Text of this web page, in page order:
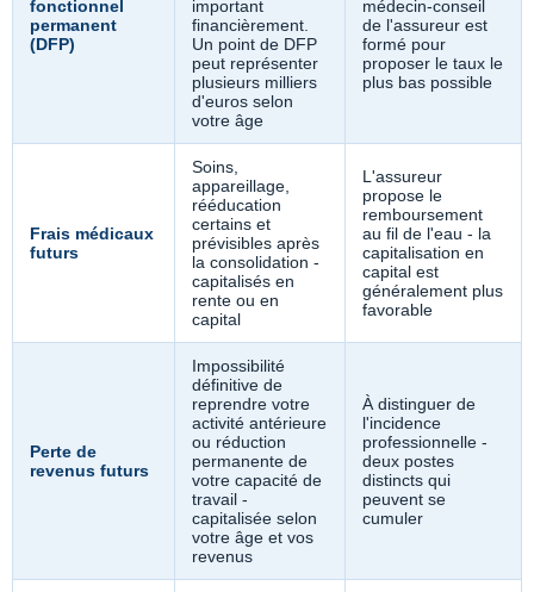
fonctionnel
permanent
(DFP)
important
financièrement.
Un point de DFP
peut représenter
plusieurs milliers
d'euros selon
votre âge
médecin-conseil
de l'assureur est
formé pour
proposer le taux le
plus bas possible
Frais médicaux
futurs
Soins,
appareillage,
rééducation
certains et
prévisibles après
la consolidation -
capitalisés en
rente ou en
capital
L'assureur
propose le
remboursement
au fil de l'eau - la
capitalisation en
capital est
généralement plus
favorable
Perte de
revenus futurs
Impossibilité
définitive de
reprendre votre
activité antérieure
ou réduction
permanente de
votre capacité de
travail -
capitalisée selon
votre âge et vos
revenus
À distinguer de
l'incidence
professionnelle -
deux postes
distincts qui
peuvent se
cumuler